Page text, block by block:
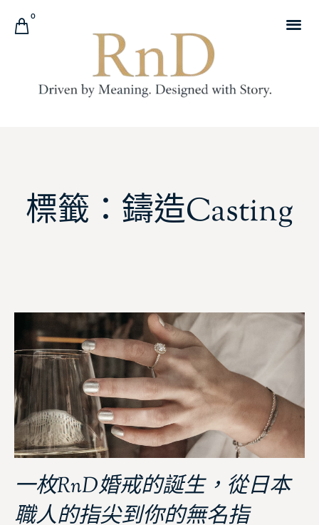
0
標籤：鑄造Casting
一枚RnD婚戒的誕生，從日本
職人的指尖到你的無名指